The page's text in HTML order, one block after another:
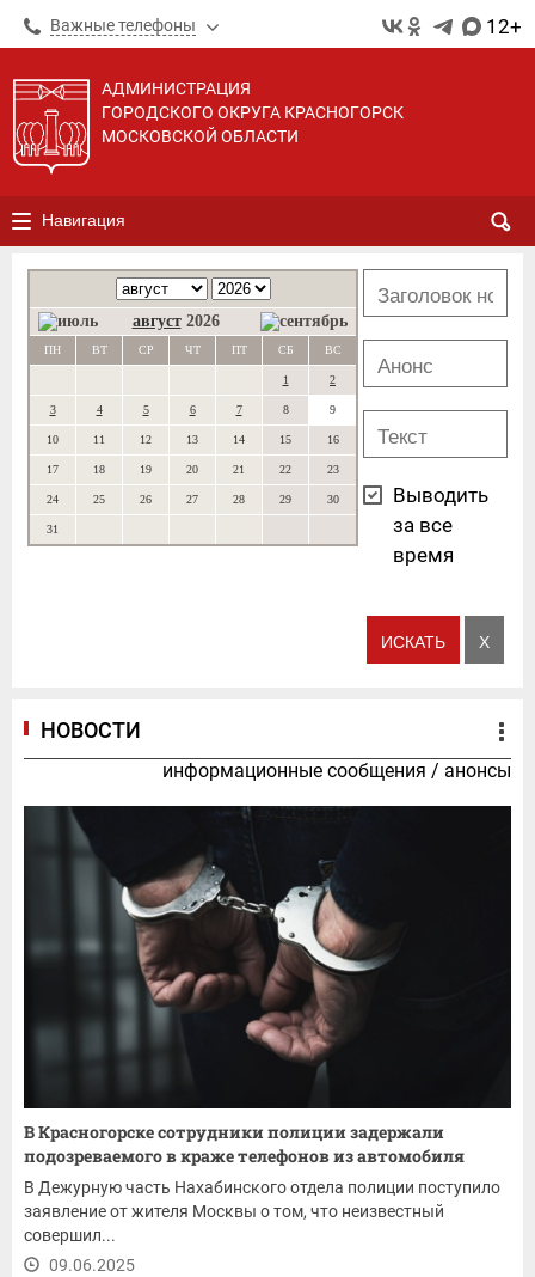
Важные телефоны 12+
АДМИНИСТРАЦИЯ
ГОРОДСКОГО ОКРУГА КРАСНОГОРСК
МОСКОВСКОЙ ОБЛАСТИ
Навигация
август 2026
ПН ВТ СР ЧТ ПТ СБ ВС
1 2
3 4 5 6 7 8 9
10 11 12 13 14 15 16
17 18 19 20 21 22 23
24 25 26 27 28 29 30
31
Выводить
за все
время
НОВОСТИ
информационные сообщения / анонсы
В Красногорске сотрудники полиции задержали
подозреваемого в краже телефонов из автомобиля
В Дежурную часть Нахабинского отдела полиции поступило
заявление от жителя Москвы о том, что неизвестный
совершил...
09.06.2025